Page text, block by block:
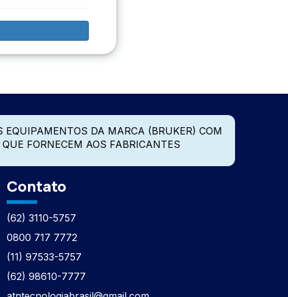
DA MARCA (BRUKER) COM
FORNECEM AOS FABRICANTES
Contato
(62) 3110-5757
0800 717 7772
(11) 97533-5757
(62) 98610-7777